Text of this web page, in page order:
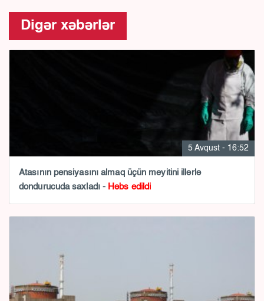
Digər xəbərlər
5 Avqust - 16:52
Atasının pensiyasını almaq üçün meyitini illərlə
dondurucuda saxladı - Həbs edildi